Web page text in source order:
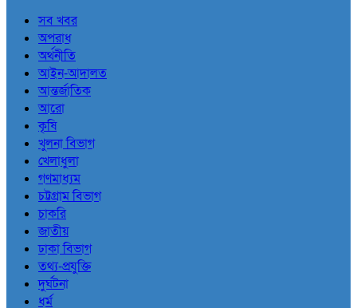
সব খবর
অপরাধ
অর্থনীতি
আইন-আদালত
আন্তর্জাতিক
আরো
কৃষি
খুলনা বিভাগ
খেলাধুলা
গণমাধ্যম
চট্টগ্রাম বিভাগ
চাকরি
জাতীয়
ঢাকা বিভাগ
তথ্য-প্রযুক্তি
দুর্ঘটনা
ধর্ম